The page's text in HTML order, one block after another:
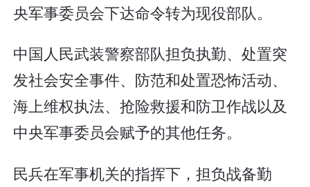
央军事委员会下达命令转为现役部队。
中国人民武装警察部队担负执勤、处置突
发社会安全事件、防范和处置恐怖活动、
海上维权执法、抢险救援和防卫作战以及
中央军事委员会赋予的其他任务。
民兵在军事机关的指挥下，担负战备勤